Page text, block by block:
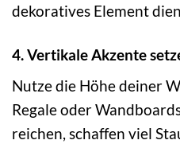
dekoratives Element
4. Vertikale Akzente
Nutze die Höhe deiner
Regale oder
reichen, schaffen viel